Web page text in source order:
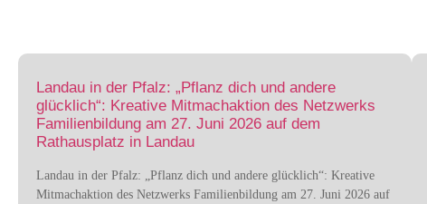
Landau in der Pfalz: „Pflanz dich und andere
glücklich“: Kreative Mitmachaktion des Netzwerks
Familienbildung am 27. Juni 2026 auf dem
Rathausplatz in Landau
Landau in der Pfalz: „Pflanz dich und andere glücklich“: Kreative
Mitmachaktion des Netzwerks Familienbildung am 27. Juni 2026 auf